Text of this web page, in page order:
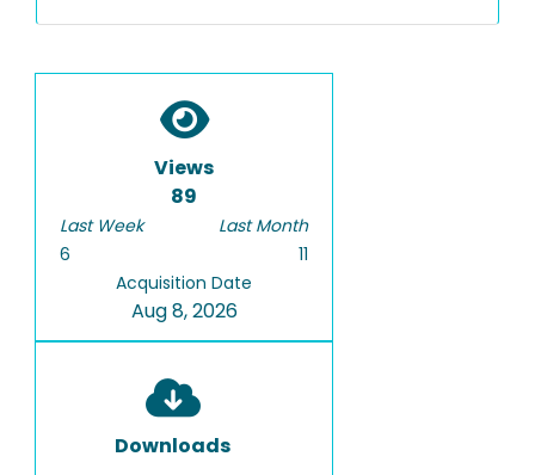
Views
89
Last Week
6
Last Month
11
Acquisition Date
Aug 8, 2026
Downloads